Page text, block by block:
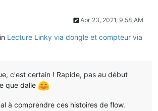
Apr 23, 2021, 9:58 AM
Lecture Linky via dongle et compteur via
c'est certain ! Rapide, pas au début
que dalle
à comprendre ces histoires de flow.